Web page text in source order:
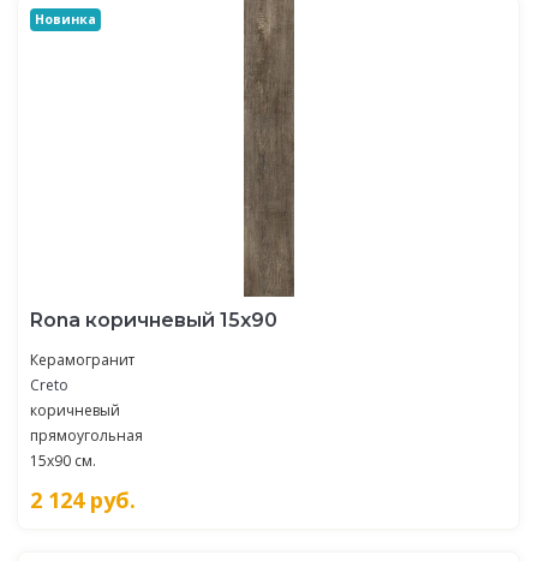
Новинка
Rona коричневый 15х90
Керамогранит
Creto
коричневый
прямоугольная
15x90 см.
2 124руб.